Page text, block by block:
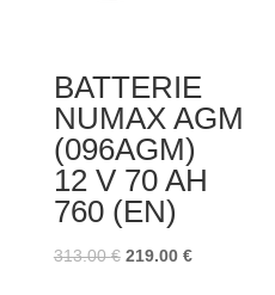
BATTERIE
NUMAX AGM
(096AGM)
12 V 70 AH
760 (EN)
313.00€ Le
219.00 €Le